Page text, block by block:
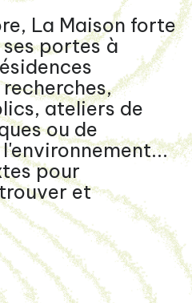
La Maison forte
portes à
ateliers de
ou de
pour
et